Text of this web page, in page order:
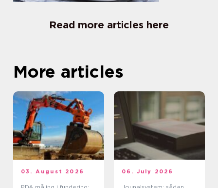
Read more articles here
More articles
03. August 2026 06. July 2026